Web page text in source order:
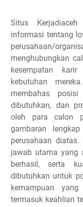
Situs
informasi tentang
perusahaan/
menghubungkan
kesempatan
kebutuhan
membahas
dibutuhkan, dan
oleh para calon
gambaran
perusahaan
jawab utama yang
berhasil, serta
dibutuhkan untuk
kemampuan
termasuk keahlian